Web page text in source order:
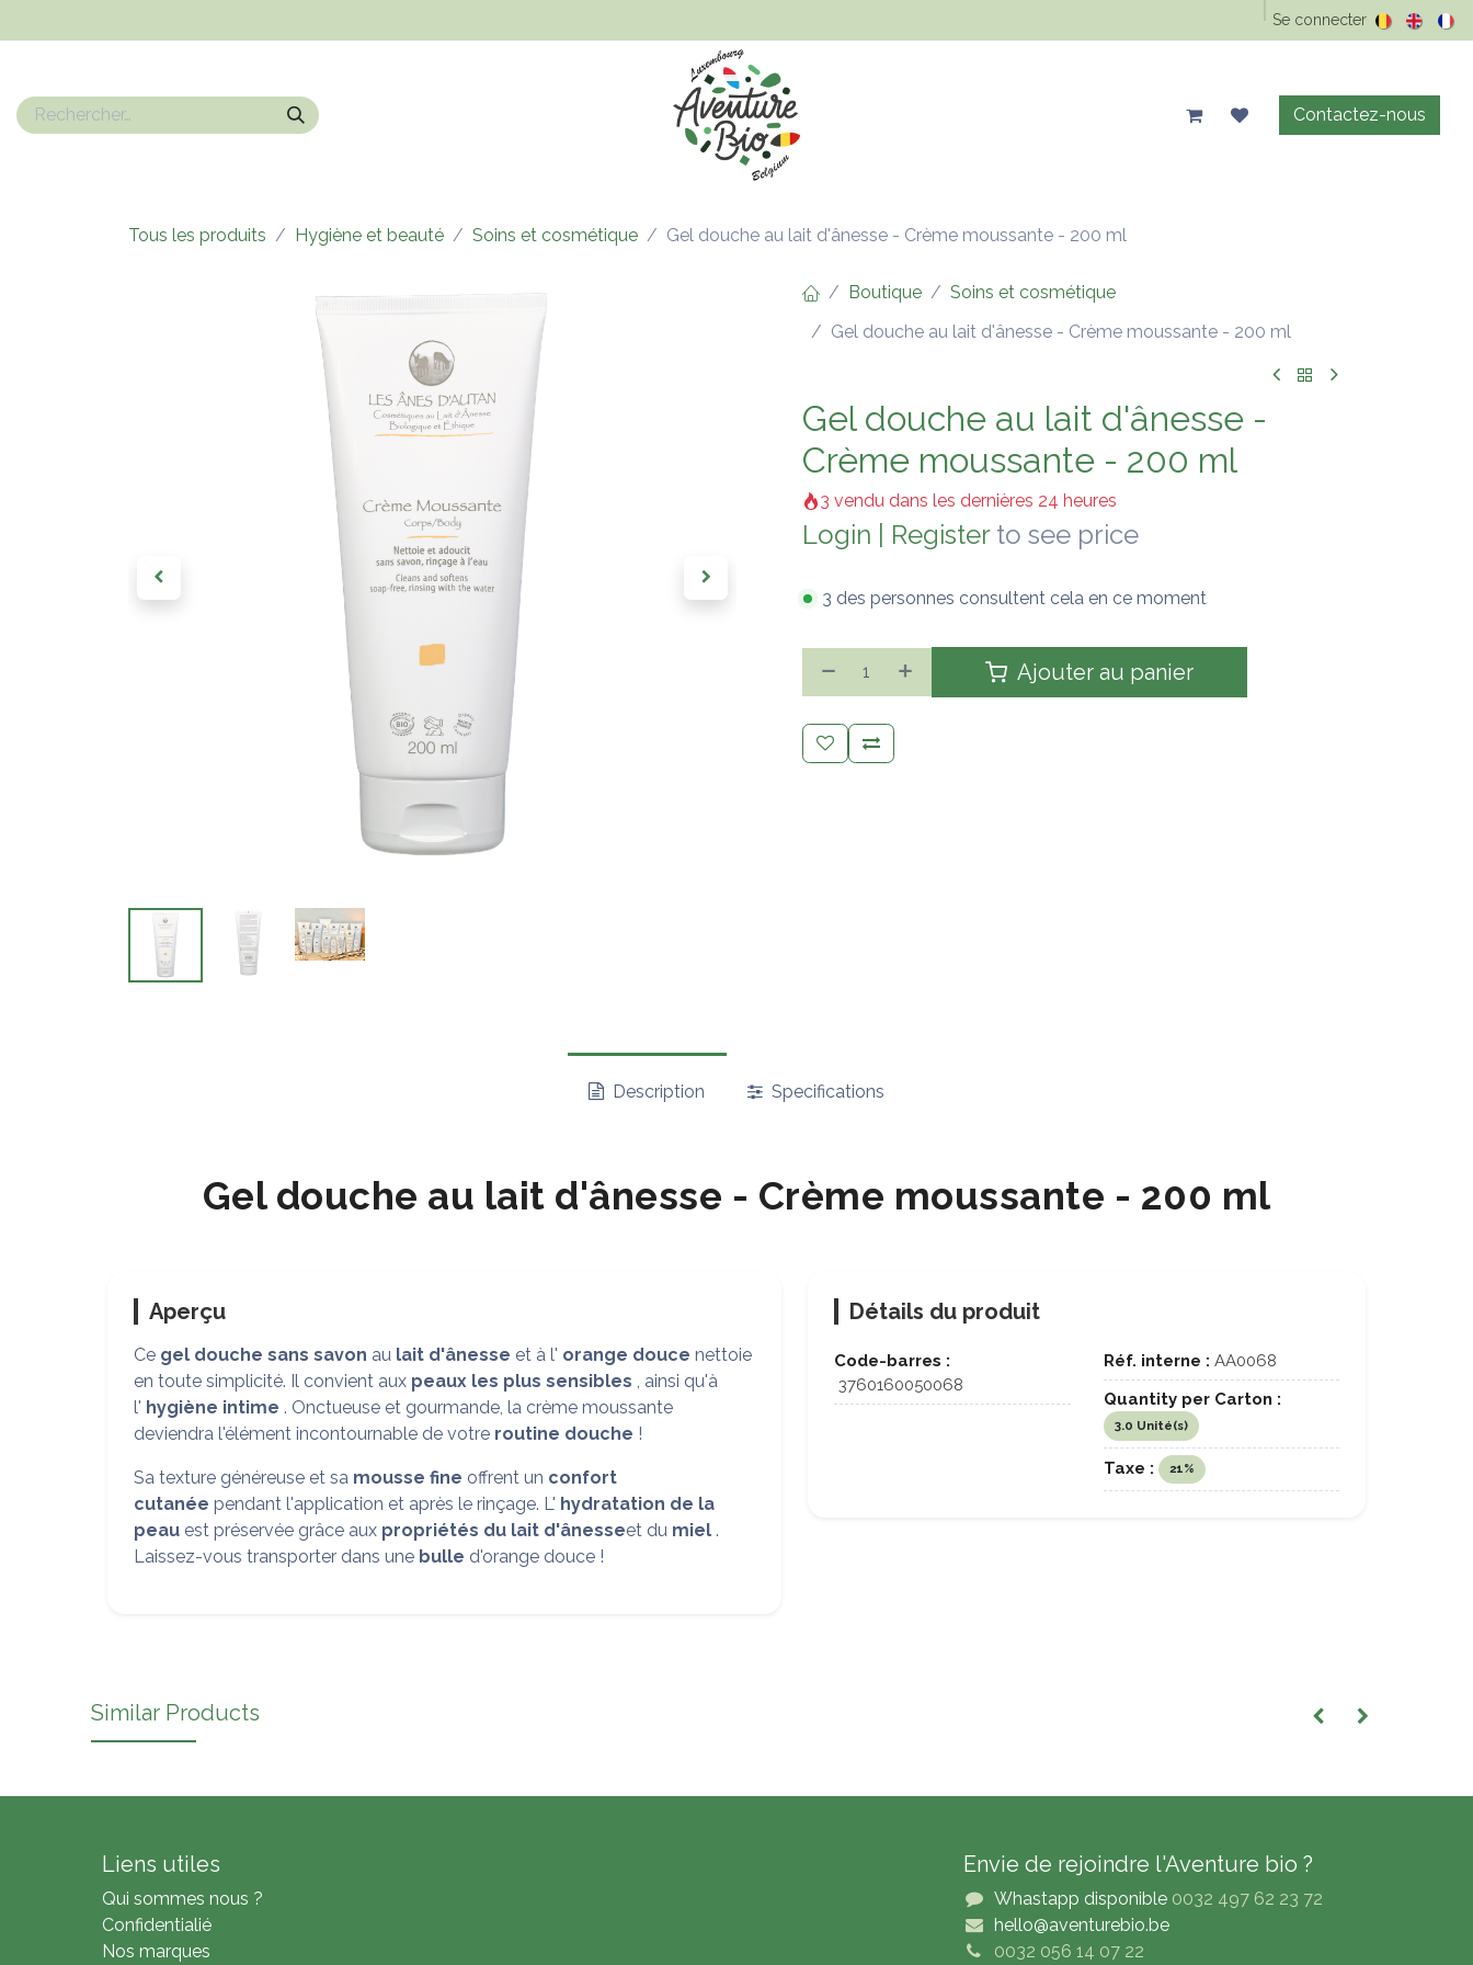
Maison & entretien Précos d'été
Se connecter
Contactez-nous
Tous les produits Hygiène et beauté Soins et cosmétique Gel douche au lait d'ânesse - Crème moussante - 200 ml
Boutique
Soins et cosmétique
Gel douche au lait d'ânesse - Crème moussante - 200 ml
Gel douche au lait d'ânesse -
Crème moussante - 200 ml
3 vendu dans les dernières 24 heures
Login Register to see price
3 des personnes consultent cela en ce moment
Ajouter au panier
Description Specifications
Gel douche au lait d'ânesse - Crème moussante - 200 ml
Aperçu
Ce gel douche sans savon au lait d'ânesse et à l' orange douce nettoie
en toute simplicité. Il convient aux peaux les plus sensibles , ainsi qu'à
l' hygiène intime . Onctueuse et gourmande, la crème moussante
deviendra l'élément incontournable de votre routine douche !
Sa texture généreuse et sa mousse fine offrent un confort
cutanée pendant l'application et après le rinçage. L' hydratation de la
peau est préservée grâce aux propriétés du lait d'ânesseet du miel .
Laissez-vous transporter dans une bulle d'orange douce !
Détails du produit
Code-barres :
3760160050068
Réf. interne : AA0068
Quantity per Carton :
3.0 Unité(s)
Taxe : 21%
Similar Products
Liens utiles
Qui sommes nous ?
Confidentialié
Nos marques
Envie de rejoindre l'Aventure bio ?
Whastapp disponible 0032 497 62 23 72
hello@aventurebio.be
0032 056 14 07 22